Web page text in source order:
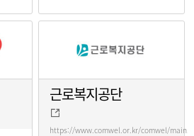
근로복지공단
https://www.comwel.or.kr/comwel/